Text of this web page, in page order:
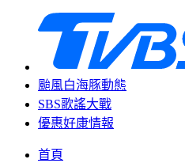
颱風白海豚動態
SBS歌謠大戰
優惠好康情報
首頁